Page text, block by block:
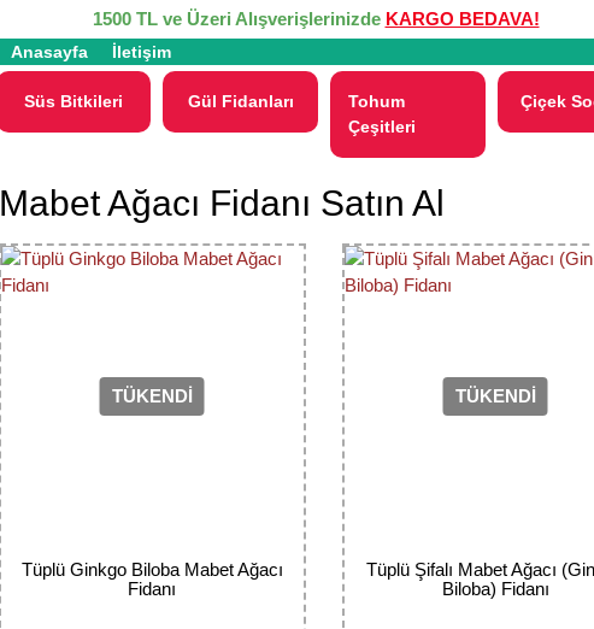
1500 TL ve Üzeri Alışverişlerinizde KARGO BEDAVA!
Anasayfa İletişim
Süs Bitkileri Gül Fidanları
Tohum
Çeşitleri
Çiçek
Mabet Ağacı Fidanı Satın Al
TÜKENDİ
Tüplü Ginkgo Biloba Mabet Ağacı
Fidanı
TÜKENDİ
Tüplü Şifalı Mabet Ağacı
Biloba)‏ Fidanı